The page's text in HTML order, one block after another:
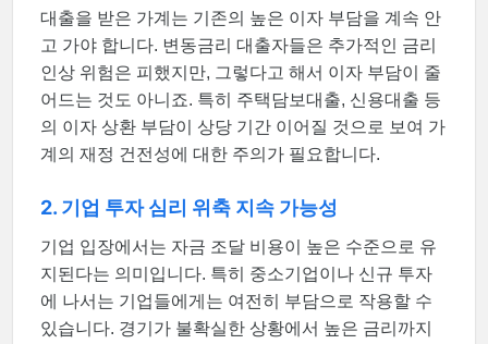
대출을 받은 가계는 기존의 높은 이자 부담을 계속 안
고 가야 합니다. 변동금리 대출자들은 추가적인 금리
인상 위험은 피했지만, 그렇다고 해서 이자 부담이 줄
어드는 것도 아니죠. 특히 주택담보대출, 신용대출 등
의 이자 상환 부담이 상당 기간 이어질 것으로 보여 가
계의 재정 건전성에 대한 주의가 필요합니다.
2. 기업 투자 심리 위축 지속 가능성
기업 입장에서는 자금 조달 비용이 높은 수준으로 유
지된다는 의미입니다. 특히 중소기업이나 신규 투자
에 나서는 기업들에게는 여전히 부담으로 작용할 수
있습니다. 경기가 불확실한 상황에서 높은 금리까지